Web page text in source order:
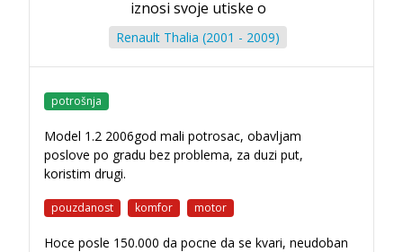
iznosi svoje utiske o
Renault Thalia (2001 - 2009)
potrošnja
Model 1.2 2006god mali potrosac, obavljam
poslove po gradu bez problema, za duzi put,
koristim drugi.
pouzdanost komfor motor
Hoce posle 150.000 da pocne da se kvari, neudoban